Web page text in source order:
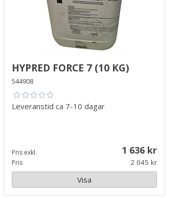
Hypred Force 7 (10 kg)
544908
Leveranstidca 7-10 dagar
Pris exkl. 1 636
Pris 2 045
Visa